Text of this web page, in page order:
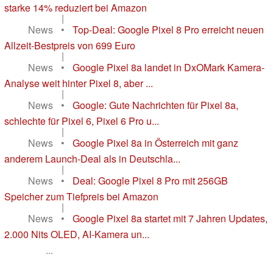
starke 14% reduziert bei Amazon
|
News
•
Top-Deal: Google Pixel 8 Pro erreicht neuen
Allzeit-Bestpreis von 699 Euro
|
News
•
Google Pixel 8a landet in DxOMark Kamera-
Analyse weit hinter Pixel 8, aber ...
|
News
•
Google: Gute Nachrichten für Pixel 8a,
schlechte für Pixel 6, Pixel 6 Pro u...
|
News
•
Google Pixel 8a in Österreich mit ganz
anderem Launch-Deal als in Deutschla...
|
News
•
Deal: Google Pixel 8 Pro mit 256GB
Speicher zum Tiefpreis bei Amazon
|
News
•
Google Pixel 8a startet mit 7 Jahren Updates,
2.000 Nits OLED, AI-Kamera un...
...